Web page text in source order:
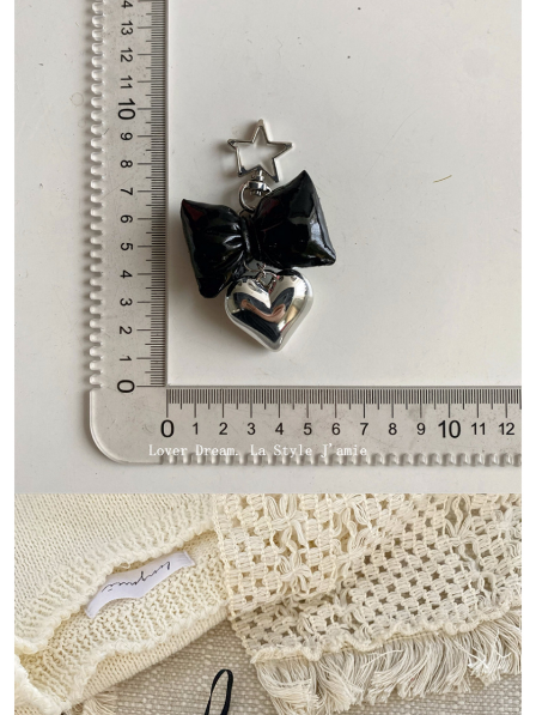
１．簡單：不需註冊會員、不需綁卡、不需儲值。
２．便利：只要手機號碼，簡訊認證，即可結帳。
３．安心：先確認商品／服務後，再付款。
【「AFTEE先享後付」結帳流程】
１．於結帳方式選擇「AFTEE先享後付」後，將跳轉至「AFTEE先享後付」
結帳頁面，進行簡訊認證並確認金額後，即可完成結帳。
２．訂單成立數日內，您將收到繳費通知簡訊。
３．收到繳費通知簡訊後14天內，點擊此簡訊中的連結，可透過四大超商／
ATM／網路銀行／等多元方式進行付款，方視為交易完成。
※ 請注意：結帳手續完成當下不需立刻繳費，但若您需要取消訂單，請聯絡
購買商品的店家。未經商家同意取消之訂單仍視為有效，需透過AFTEE先享
後付繳納相關費用。
※ 交易是否成功請以「AFTEE先享後付 」之結帳頁面顯示為準，若有關於
是否繳費成功／繳費後需取消欲退款等相關疑問，請聯繫「AFTEE先享後付
客戶支援中心」https://netprotections.freshdesk.com/support/home
【注意事項】
１．透過由恩沛科技股份有限公司提供之「AFTEE先享後付」服務完成之交
易，需依本服務之必要範圍內提供個人資料，並將交易相關給付款項請求債
權轉讓予恩沛科技股份有限公司。
２．關於個人資料處理事宜，請瀏覽以下網址：
３．未成年的使用者請事先徵得法定代理人或監護人之同意方可使用
「AFTEE先享後付」，若未經同意申辦者引起之損失，本公司不負相關責
任。
４．使用「AFTEE先享後付」時，將依據個別帳號之用戶狀況，依本公司即
時審查核予不同之上限額度；若仍有額度不足之情形，本公司將視審查結果
請求用戶進行身份認證。
５．嚴禁一人註冊多個帳號或使用他人資訊註冊。若發現惡意使用之情形，
恩沛科技股份有限公司將有權停止該用戶之使用額度並採取法律行動。
運送方式
全家取貨付款
每筆NT$80，滿NT$1,500(含以上)免運費
付款後全家取貨
每筆NT$80，滿NT$1,500(含以上)免運費
萊爾富取貨付款
每筆NT$80，滿NT$1,500(含以上)免運費
付款後萊爾富取貨
每筆NT$80，滿NT$1,500(含以上)免運費
離島取貨加價40
每筆NT$80，滿NT$1,500(含以上)免運費
付款後7-11取貨
每筆NT$80，滿NT$1,500(含以上)免運費
宅配
每筆NT$100，滿NT$1,500(含以上)免運費
海外宅配 查看運費